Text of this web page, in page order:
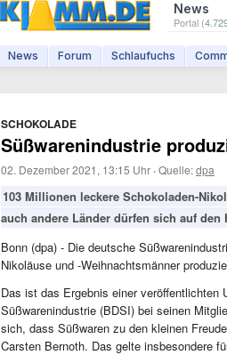
News
Portal (
News Forum Schlaufuchs
SCHOKOLADE
Süßwarenindustrie
02. Dezember 2021, 13:15 Uhr ·Quelle:dpa
103 Millionen leckere Schokoladen-
auch andere Länder dürfen sich auf den
Bonn (dpa) - Die deutsche
Nikoläuse und -Weihnachtsmänner
Das ist das Ergebnis einer veröffentlichten
Süßwarenindustrie (BDSI) bei seinen
sich, dass Süßwaren zu den kleinen
Carsten Bernoth. Das gelte insbesondere